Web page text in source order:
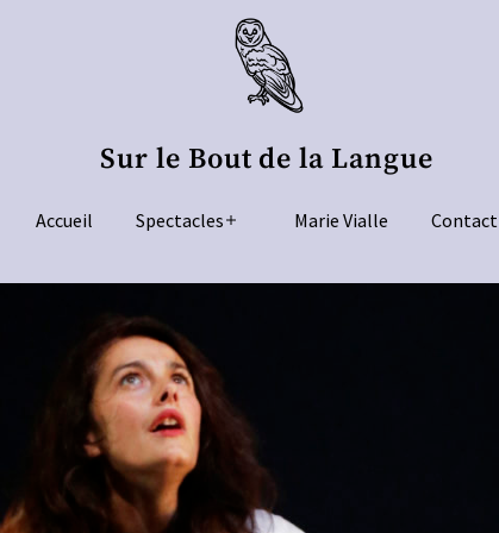
Sur le Bout de la Langue
Accueil Spectacles
Ouvrir
menu
Marie Vialle Contact